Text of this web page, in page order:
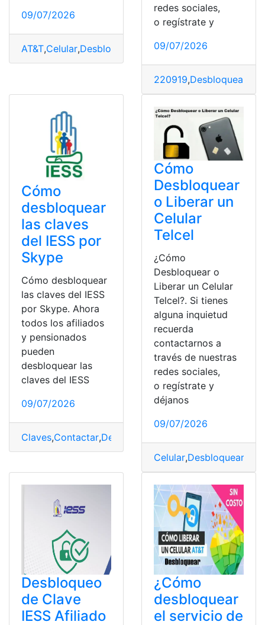
09/07/2026
AT&T,Celular,Desbloquear MÈXICO,Servicios
redes sociales,
o regístrate y
09/07/2026
220919,Desbloquear
Cómo
desbloquear
las claves
del IESS por
Skype
Cómo desbloquear
las claves del IESS
por Skype. Ahora
todos los afiliados
y pensionados
pueden
desbloquear las
claves del IESS
09/07/2026
Claves,Contactar,Desbloquear
Cómo
Desbloquear
o Liberar un
Celular
Telcel
¿Cómo
Desbloquear o
Liberar un Celular
Telcel?. Si tienes
alguna inquietud
recuerda
contactarnos a
través de nuestras
redes sociales,
o regístrate y
déjanos
09/07/2026
Celular,Desbloquear
Desbloqueo
de Clave
IESS Afiliado
¿Cómo
desbloquear
el servicio de